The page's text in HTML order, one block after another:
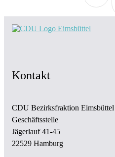
Kontakt
CDU Bezirksfraktion Eimsbüttel
Geschäftsstelle
Jägerlauf 41-45
22529 Hamburg